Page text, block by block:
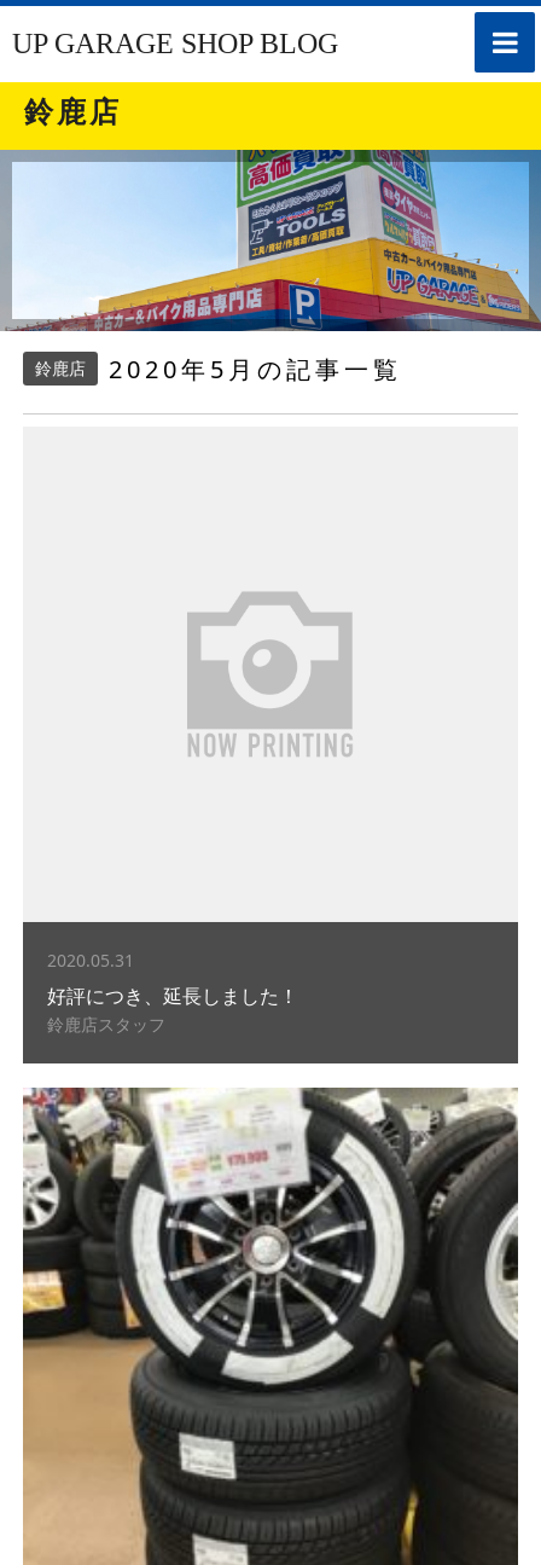
toggle
UP GARAGE SHOP BLOG
鈴鹿店
鈴鹿店 2020年5月の記事一覧
2020.05.31
好評につき、延長しました！
鈴鹿店スタッフ